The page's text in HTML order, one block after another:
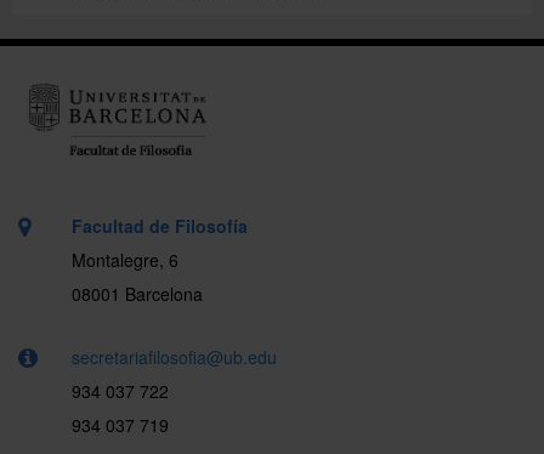
Facultad de Filosofía
Montalegre, 6
08001 Barcelona
secretariafilosofia@ub.edu
934 037 722
934 037 719